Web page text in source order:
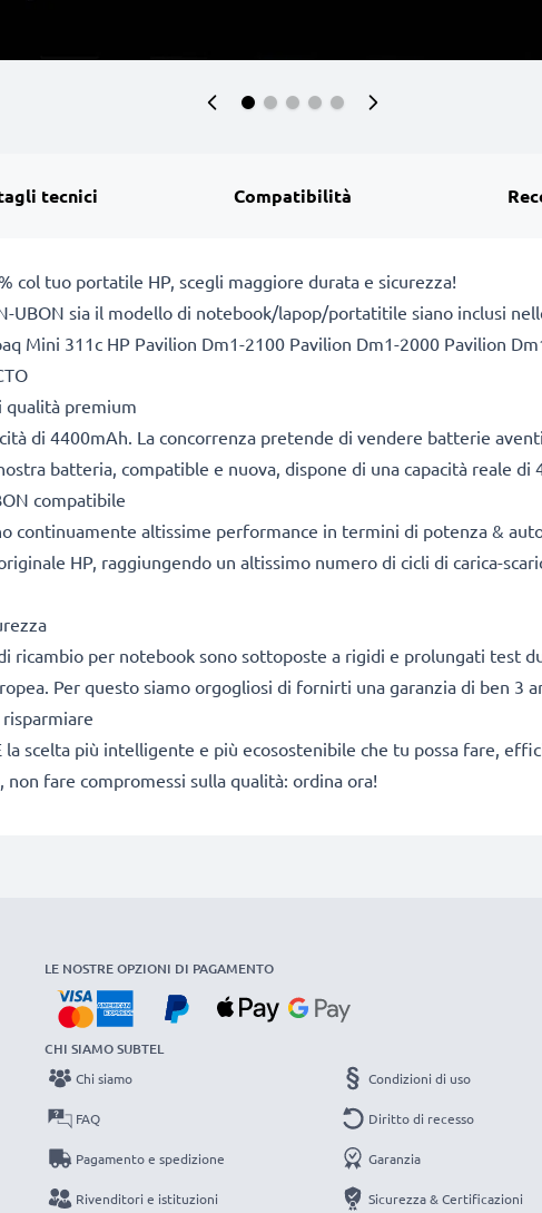
tecnici Compatibilità
col tuo portatile HP, scegli maggiore durata e sicurezza!
UBON sia il modello di notebook/lapop/portatitile siano inclusi
Mini 311c HP Pavilion Dm1-2100 Pavilion Dm1-2000 Pavilion
qualità premium
di 4400mAh. La concorrenza pretende di vendere batterie
batteria, compatible e nuova, dispone di una capacità reale di
compatibile
continuamente altissime performance in termini di potenza &
HP, raggiungendo un altissimo numero di cicli di carica-
ricambio per notebook sono sottoposte a rigidi e prolungati test
Per questo siamo orgogliosi di fornirti una garanzia di ben 3
scelta più intelligente e più ecosostenibile che tu possa fare,
non fare compromessi sulla qualità: ordina ora!
LE NOSTRE OPZIONI DI PAGAMENTO
CHI SIAMO SUBTEL
Chi siamo
FAQ
Pagamento e spedizione
Rivenditori e istituzioni
Condizioni di uso
Diritto di recesso
Garanzia
Sicurezza & Certificazioni